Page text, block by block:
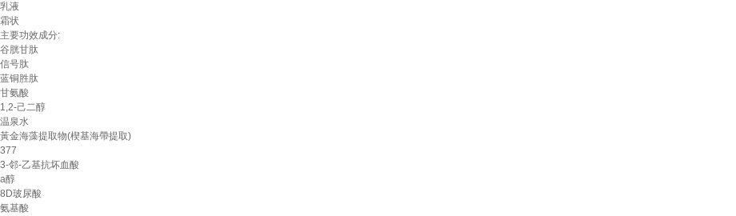
乳液
霜状
主要功效成分:
谷胱甘肽
信号肽
蓝铜胜肽
甘氨酸
1,2-己二醇
温泉水
黃金海藻提取物(楔基海帶提取)
377
3-邻-乙基抗坏血酸
a醇
8D玻尿酸
氨基酸